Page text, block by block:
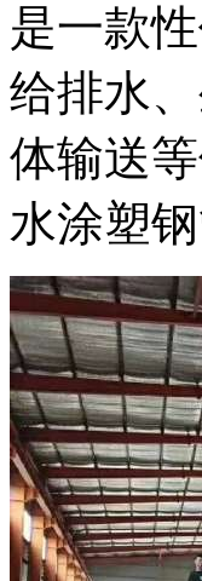
是一款
给排水
体输送
水涂塑